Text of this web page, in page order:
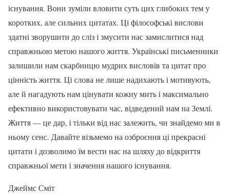
існування. Вони зуміли вловити суть цих глибоких тем у
коротких, але сильних цитатах. Ці філософські вислови
здатні зворушити до сліз і змусити нас замислитися над
справжньою метою нашого життя. Українські письменники
залишили нам скарбницю мудрих висловів та цитат про
цінність життя. Ці слова не лише надихають і мотивують,
але й нагадують нам цінувати кожну мить і максимально
ефективно використовувати час, відведений нам на Землі.
Життя — це дар, і тільки від нас залежить, чи знайдемо ми в
ньому сенс. Давайте візьмемо на озброєння ці прекрасні
цитати і дозволимо їм вести нас на шляху до відкриття
справжньої мети і значення нашого існування.
Джеймс Сміт